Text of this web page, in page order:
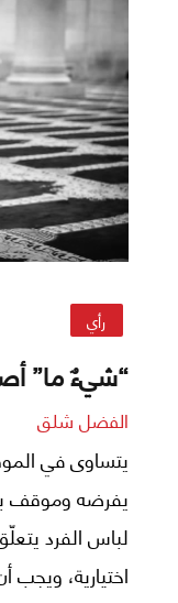
على الوجود كله.
رأي
“شيءٌ ما”
الفضل شلق
يتساوى في
يفرضه وموقف
لباس الفرد
اختيارية،